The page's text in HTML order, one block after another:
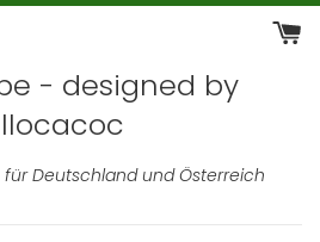
- designed by
Deutschland und Österreich